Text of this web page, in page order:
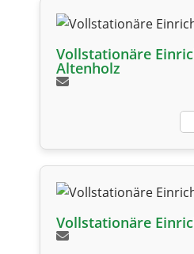
Vollstationäre
Altenholz
Vollstationäre